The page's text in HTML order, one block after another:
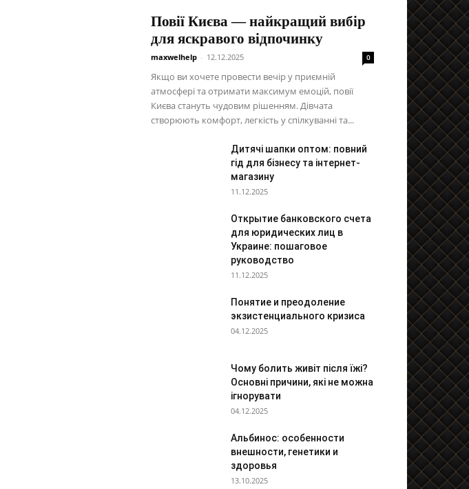
Повії Києва — найкращий вибір
для яскравого відпочинку
maxwelhelp - 12.12.2025 0
Якщо ви хочете провести вечір у приємній
атмосфері та отримати максимум емоцій, повії
Києва стануть чудовим рішенням. Дівчата
створюють комфорт, легкість у спілкуванні та...
Дитячі шапки оптом: повний
гід для бізнесу та інтернет-
магазину
11.12.2025
Открытие банковского счета
для юридических лиц в
Украине: пошаговое
руководство
11.12.2025
Понятие и преодоление
экзистенциального кризиса
04.12.2025
Чому болить живіт після їжі?
Основні причини, які не можна
ігнорувати
04.12.2025
Альбинос: особенности
внешности, генетики и
здоровья
13.10.2025